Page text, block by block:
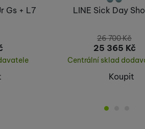
LINE Sick Day
26 700Kč
25 365 Kč
Centrální sklad
Koupit
Gs + L7